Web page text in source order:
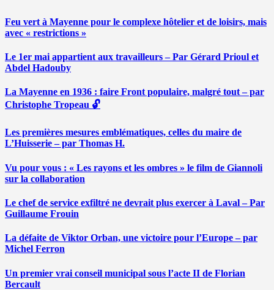
Feu vert à Mayenne pour le complexe hôtelier et de loisirs, mais
avec « restrictions »
Le 1er mai appartient aux travailleurs – Par Gérard Prioul et
Abdel Hadouby
La Mayenne en 1936 : faire Front populaire, malgré tout – par
Christophe Tropeau 🔓
Les premières mesures emblématiques, celles du maire de
L’Huisserie – par Thomas H.
Vu pour vous : « Les rayons et les ombres » le film de Giannoli
sur la collaboration
Le chef de service exfiltré ne devrait plus exercer à Laval – Par
Guillaume Frouin
La défaite de Viktor Orban, une victoire pour l’Europe – par
Michel Ferron
Un premier vrai conseil municipal sous l’acte II de Florian
Bercault